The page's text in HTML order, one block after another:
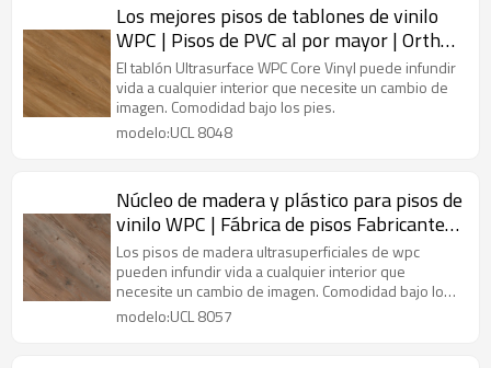
Los mejores pisos de tablones de vinilo
WPC | Pisos de PVC al por mayor | Ortho
Phthalate Free Non Heavy Metal
Residencial Comercial UCL 8048
El tablón Ultrasurface WPC Core Vinyl puede infundir
vida a cualquier interior que necesite un cambio de
imagen. Comodidad bajo los pies.
modelo:UCL 8048
Núcleo de madera y plástico para pisos de
vinilo WPC | Fábrica de pisos Fabricante
Venta al por mayor Pisos de PVC | UCL
8057 impermeable para niños de gama
alta
Los pisos de madera ultrasuperficiales de wpc
pueden infundir vida a cualquier interior que
necesite un cambio de imagen. Comodidad bajo los
pies. Facil mantenimiento.
modelo:UCL 8057